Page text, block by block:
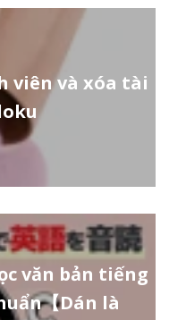
viên và xóa tài
văn bản tiếng
【Dán là